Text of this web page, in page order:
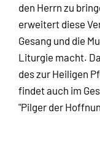
den Herrn zu
erweitert diese
Gesang und die
Liturgie macht.
des zur Heiligen
findet auch im
"Pilger der